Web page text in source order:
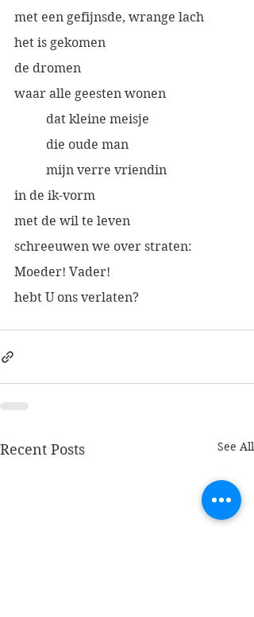
met een gefijnsde, wrange lach
het is gekomen
de dromen
waar alle geesten wonen
dat kleine meisje
die oude man
mijn verre vriendin
in de ik-vorm
met de wil te leven
schreeuwen we over straten:
Moeder! Vader!
hebt U ons verlaten?
Recent Posts See All